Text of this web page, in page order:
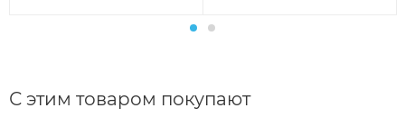
С этим товаром покупают